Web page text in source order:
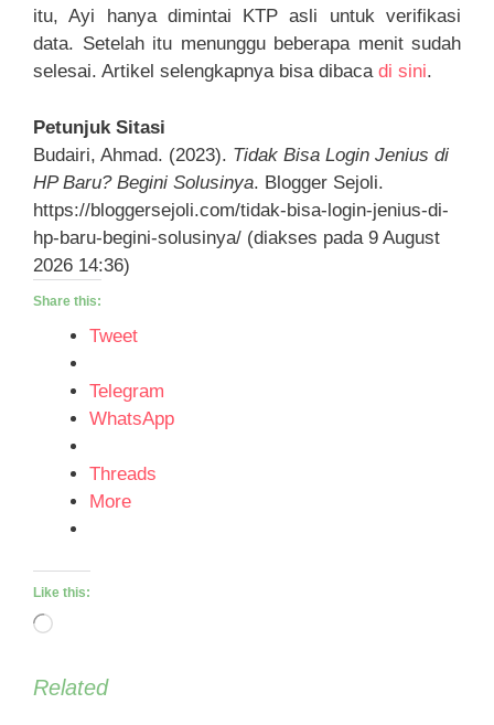
itu, Ayi hanya dimintai KTP asli untuk verifikasi
data. Setelah itu menunggu beberapa menit sudah
selesai. Artikel selengkapnya bisa dibaca di sini.
Petunjuk Sitasi
Budairi, Ahmad. (2023). Tidak Bisa Login Jenius di
HP Baru? Begini Solusinya. Blogger Sejoli.
https://bloggersejoli.com/tidak-bisa-login-jenius-di-
hp-baru-begini-solusinya/ (diakses pada 9 August
2026 14:36)
Share this:
Tweet
Telegram
WhatsApp
Threads
More
Like this:
Loading…
Related